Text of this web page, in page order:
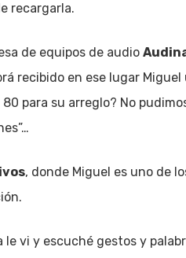
recargarla.
de equipos de audio
recibido en ese lugar
para su arreglo? No
, donde Miguel es uno de
vi y escuché gestos y